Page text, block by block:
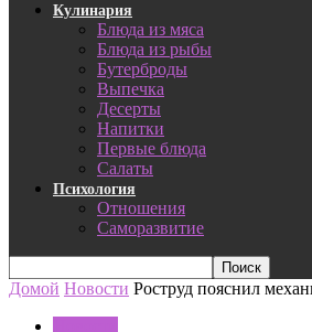
Кулинария
Блюда из мяса
Блюда из рыбы
Бутерброды
Выпечка
Десерты
Напитки
Первые блюда
Салаты
Психология
Отношения
Саморазвитие
Домой Новости Роструд пояснил